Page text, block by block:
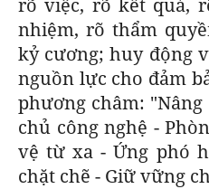
nhiệm, rõ thẩm
kỷ cương; huy động
nguồn lực cho đảm
phương châm:
chủ công nghệ -
vệ từ xa - Ứng phó
chặt chẽ - Giữ vững